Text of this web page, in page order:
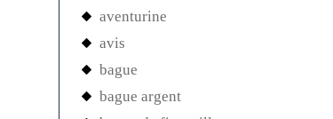
aventurine
avis
bague
bague argent